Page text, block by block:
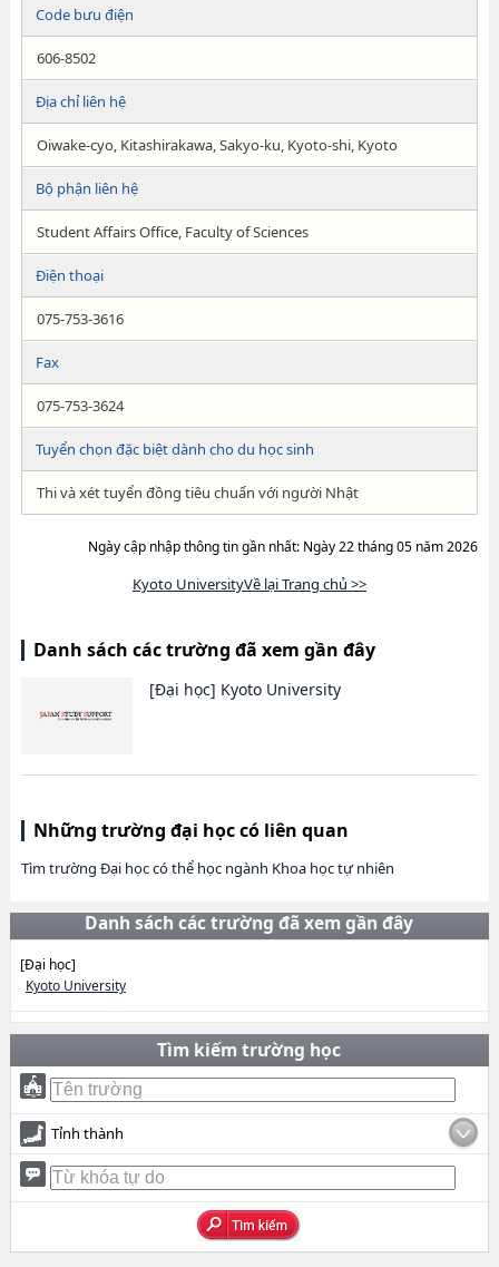
Code bưu điện
606-8502
Địa chỉ liên hệ
Oiwake-cyo, Kitashirakawa, Sakyo-ku, Kyoto-shi, Kyoto
Bộ phận liên hệ
Student Affairs Office, Faculty of Sciences
Điện thoại
075-753-3616
Fax
075-753-3624
Tuyển chọn đặc biệt dành cho du học sinh
Thi và xét tuyển đồng tiêu chuẩn với người Nhật
Ngày cập nhập thông tin gần nhất: Ngày 22 tháng 05 năm 2026
Kyoto UniversityVề lại Trang chủ >>
Danh sách các trường đã xem gần đây
[Đại học] Kyoto University
Những trường đại học có liên quan
Tìm trường Đại học có thể học ngành Khoa học tự nhiên
Danh sách các trường đã xem gần đây
[Đại học]
Kyoto University
Tìm kiếm trường học
Tỉnh thành